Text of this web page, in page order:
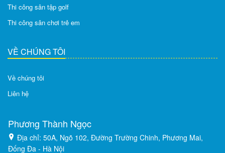
Thi công sân tập golf
Thi công sân chơi trẻ em
VỀ CHÚNG TÔI
Về chúng tôi
Liên hệ
Phương Thành Ngọc
Địa chỉ: 50A, Ngõ 102, Đường Trường Chinh, Phương Mai,
Đống Đa - Hà Nội